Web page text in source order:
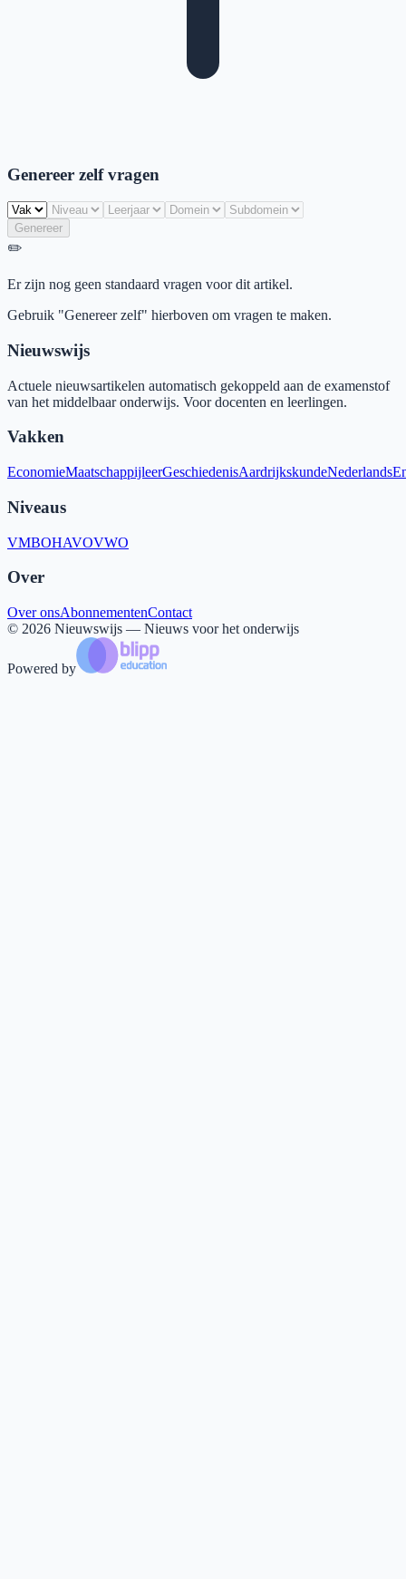
Genereer zelf vragen
Genereer
✏️
Er zijn nog geen standaard vragen voor dit artikel.
Gebruik "Genereer zelf" hierboven om vragen te maken.
Nieuwswijs
Actuele nieuwsartikelen automatisch gekoppeld aan de examenstof
van het middelbaar onderwijs. Voor docenten en leerlingen.
Vakken
EconomieMaatschappijleerGeschiedenisAardrijkskundeNederlands
Niveaus
VMBOHAVOVWO
Over
Over onsAbonnementenContact
© 2026 Nieuwswijs — Nieuws voor het onderwijs
Powered by